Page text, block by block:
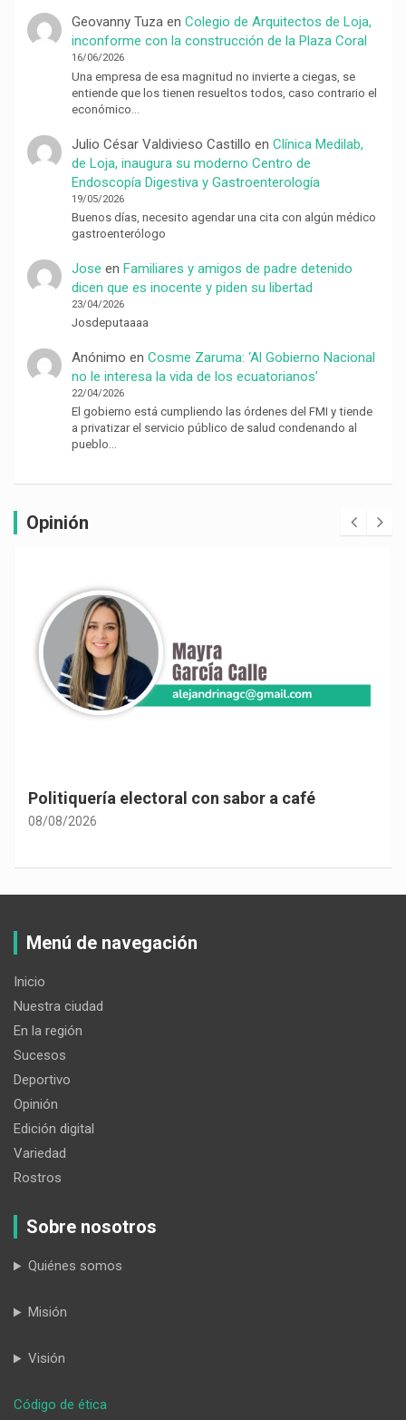
Geovanny Tuzaen Colegio de Arquitectos de Loja,
inconforme con la construcción de la Plaza Coral
16/06/2026
Una empresa de esa magnitud no invierte a ciegas, se
entiende que los tienen resueltos todos, caso contrario el
económico…
Julio César Valdivieso Castillo en Clínica Medilab,
de Loja, inaugura su moderno Centro de
Endoscopía Digestiva y Gastroenterología
19/05/2026
Buenos días, necesito agendar una cita con algún médico
gastroenterólogo
Jose en Familiares y amigos de padre detenido
dicen que es inocente y piden su libertad
23/04/2026
Josdeputaaaa
Anónimo en Cosme Zaruma: ‘Al Gobierno Nacional
no le interesa la vida de los ecuatorianos’
22/04/2026
El gobierno está cumpliendo las órdenes del FMI y tiende
a privatizar el servicio público de salud condenando al
pueblo…
Opinión
Politiquería electoral con sabor a café
08/08/2026
Menú de navegación
Inicio
Nuestra ciudad
En la región
Sucesos
Deportivo
Opinión
Edición digital
Variedad
Rostros
Sobre nosotros
Quiénes somos
Misión
Visión
Código de ética